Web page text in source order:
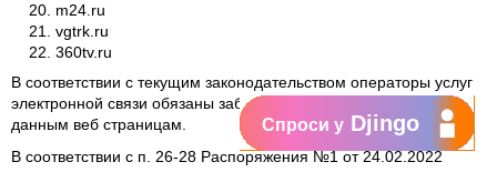
m24.ru
vgtrk.ru
360tv.ru
В соответствии с текущим законодательством операторы услуг
электронной связи обязаны заблокировать доступ участников к
данным веб страницам.
В соответствии с п. 26-28 Распоряжения №1 от 24.02.2022
Спроси у Djingo